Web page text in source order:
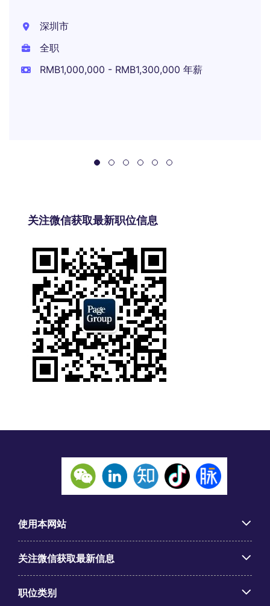
深圳市
全职
RMB1,000,000 - RMB1,300,000 年薪
关注微信获取最新职位信息
使用本网站
关注微信获取最新信息
职位类别